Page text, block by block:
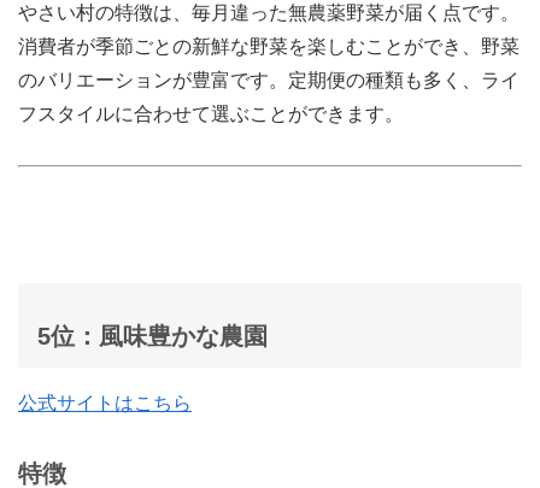
やさい村の特徴は、毎月違った無農薬野菜が届く点です。
消費者が季節ごとの新鮮な野菜を楽しむことができ、野菜
のバリエーションが豊富です。定期便の種類も多く、ライ
フスタイルに合わせて選ぶことができます。
5位：風味豊かな農園
公式サイトはこちら
特徴